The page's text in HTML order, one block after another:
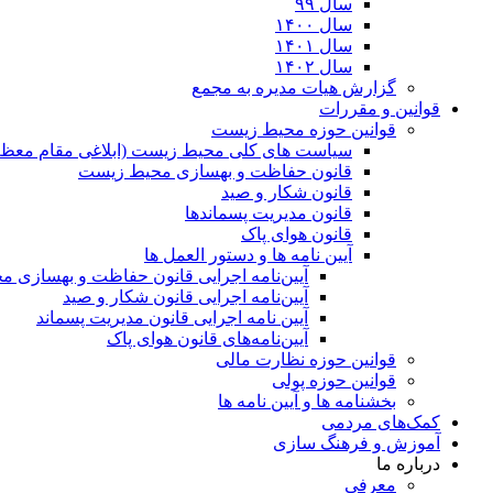
سال ۹۹
سال ۱۴۰۰
سال ۱۴۰۱
سال ۱۴۰۲
گزارش هیات مدیره به مجمع
قوانین و مقررات
قوانین حوزه محیط زیست
ﺳﯿﺎﺳﺖ ﻫﺎی ﮐﻠﯽ ﻣﺤﯿﻂ زﯾﺴﺖ (ابلاغی مقام
قانون حفاظت و بهسازی محیط زیست
قانون شکار و صید
قانون مدیریت پسماندها
قانون هوای پاک
آیین نامه ها و دستور العمل ها
آیین‌نامه اجرایی قانون حفاظت و
آیین‌نامه اجرایی قانون شکار و صید
آیین نامه اجرایی قانون مدیریت پسماند
آیین‌نامه‌های قانون هوای پاک
قوانین حوزه نظارت مالی
قوانین حوزه پولی
بخشنامه ها و آیین نامه ها
کمک‌های مردمی
آموزش و فرهنگ سازی
درباره ما
معرفی